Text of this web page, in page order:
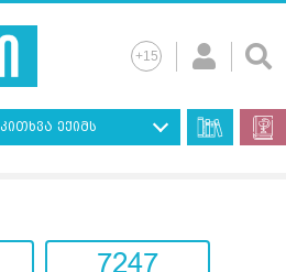
კითხვა ექიმს
7247